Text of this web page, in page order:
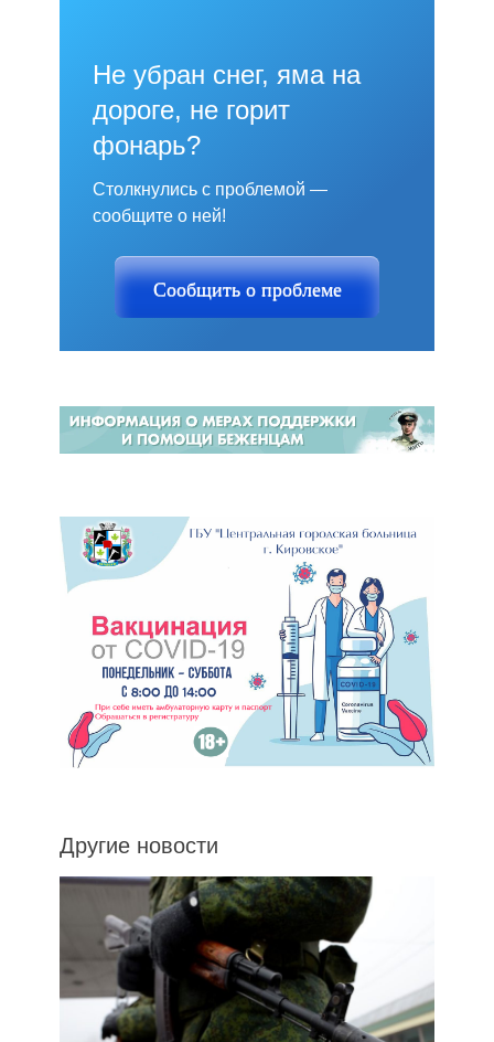
Не убран снег, яма на
дороге, не горит
фонарь?
Столкнулись с проблемой —
сообщите о ней!
Сообщить о проблеме
Другие новости